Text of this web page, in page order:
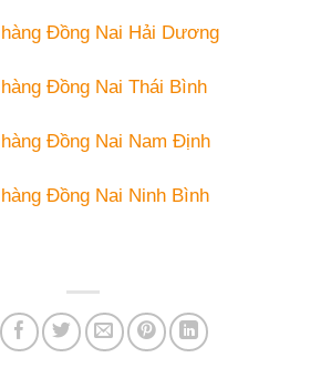
Đồng Nai Hải Dương
Đồng Nai Thái Bình
Đồng Nai Nam Định
Đồng Nai Ninh Bình